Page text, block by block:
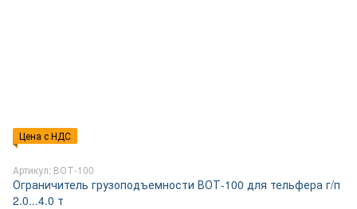
Цена с НДС
Артикул: ВОТ-100
Ограничитель грузоподъемности ВОТ-100 для тельфера г/п
2.0...4.0 т